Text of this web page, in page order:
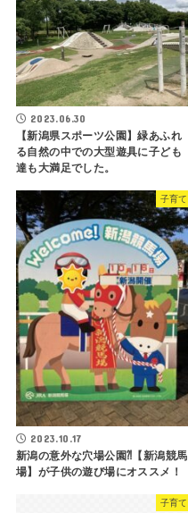
2023.06.30
【新潟県スポーツ公園】緑あふれ
る自然の中での大型遊具に子ども
達も大満足でした。
子育て
2023.10.17
新潟の意外な穴場公園⁈【新潟競馬
場】が子供の遊び場にオススメ！
子育て